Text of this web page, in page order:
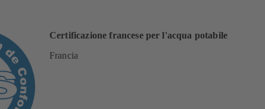
Certificazione francese per l'acqua potabile
Francia